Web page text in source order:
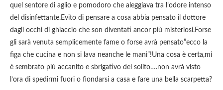
quel sentore di aglio e pomodoro che aleggiava tra l’odore intenso
del disinfettante.Evito di pensare a cosa abbia pensato il dottore
dagli occhi di ghiaccio che son diventati ancor più misteriosi.Forse
gli sarà venuta semplicemente fame o forse avrà pensato”ecco la
figa che cucina e non si lava neanche le mani”!Una cosa è certa,mi
è sembrato più accanito e sbrigativo del solito….non avrà visto
l’ora di spedirmi fuori o fiondarsi a casa e fare una bella scarpetta?